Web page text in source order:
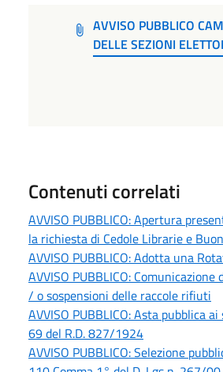
AVVISO PUBBLICO
DELLE SEZIONI
Contenuti correlati
AVVISO PUBBLICO: Apertura
la richiesta di Cedole Librarie e
AVVISO PUBBLICO: Adotta una
AVVISO PUBBLICO:
/ o sospensioni delle raccole rifiuti
AVVISO PUBBLICO: Asta pubblica
69 del R.D. 827/1924
AVVISO PUBBLICO: Selezione